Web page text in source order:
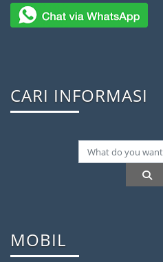
CARI INFORMASI
MOBIL